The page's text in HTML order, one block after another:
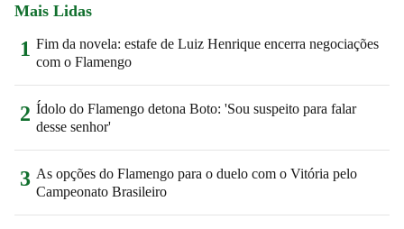
Mais Lidas
1 Fim da novela: estafe de Luiz Henrique encerra negociações
com o Flamengo
2 Ídolo do Flamengo detona Boto: 'Sou suspeito para falar
desse senhor'
3 As opções do Flamengo para o duelo com o Vitória pelo
Campeonato Brasileiro